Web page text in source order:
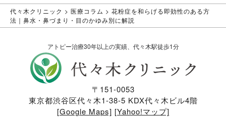
代々木クリニック >医療コラム >花粉症を和らげる即効性のある方
法｜鼻水・鼻づまり・目のかゆみ別に解説
アトピー治療30年以上の実績、代々木駅徒歩1分
〒151-0053
東京都渋谷区代々木1-38-5 KDX代々木ビル4階
[Google Maps] [Yahoo!マップ]